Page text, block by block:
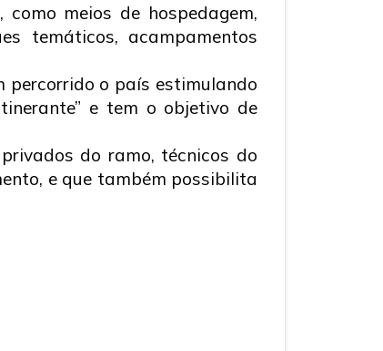
meios de hospedagem,
temáticos, acampamentos
percorrido o país estimulando
e tem o objetivo de
do ramo, técnicos do
e que também possibilita